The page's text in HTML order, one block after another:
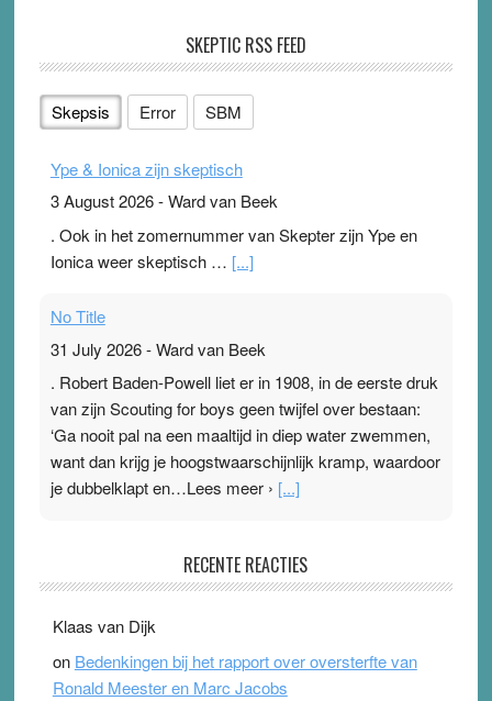
SKEPTIC RSS FEED
Skepsis Error SBM
Ype & Ionica zijn skeptisch
3 August 2026-Ward van Beek
. Ook in het zomernummer van Skepter zijn Ype en
Ionica weer skeptisch … [...]
No Title
31 July 2026-Ward van Beek
. Robert Baden-Powell liet er in 1908, in de eerste druk
van zijn Scouting for boys geen twijfel over bestaan:
‘Ga nooit pal na een maaltijd in diep water zwemmen,
want dan krijg je hoogstwaarschijnlijk kramp, waardoor
je dubbelklapt en…Lees meer › [...]
Ward van Beek
topsporters. Ze hopen ermee hun hartslag te verlagen
terwijl ze meer zuurstof opnemen. Daarop heeft zo’n
pleister geen effect. Maar het gevoel ‘makkelijker te
RECENTE REACTIES
Klaas van Dijk
on Bedenkingen bij het rapport over oversterfte van
Ronald Meester en Marc Jacobs